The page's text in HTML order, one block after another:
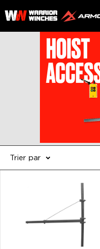
auWarrior
Trier par